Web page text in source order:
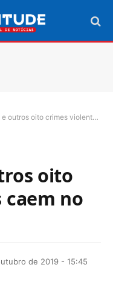
oito crimes violentos caem no 1º semestre
oito
no
de 2019 - 15:45